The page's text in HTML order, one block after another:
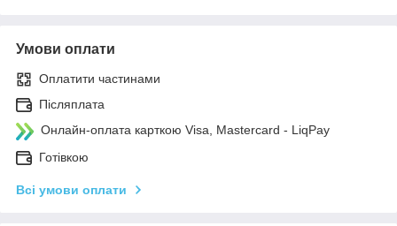
Умови оплати
Оплатити частинами
Післяплата
Онлайн-оплата карткою Visa, Mastercard - LiqPay
Готівкою
Всі умови оплати